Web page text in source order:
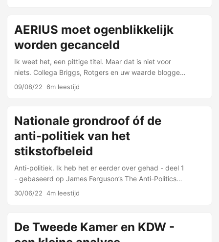
AERIUS moet ogenblikkelijk
worden gecanceld
Ik weet het, een pittige titel. Maar dat is niet voor
niets. Collega Briggs, Rotgers en uw waarde blogger
hebben onszelf de taak gesteld de in maart
09/08/22 6m leestijd
Nationale grondroof óf de
anti-politiek van het
stikstofbeleid
Anti-politiek. Ik heb het er eerder over gehad - deel 1
- gebaseerd op James Ferguson’s The Anti-Politics
Machine: Development, Depoliticization and
30/06/22 4m leestijd
De Tweede Kamer en KDW -